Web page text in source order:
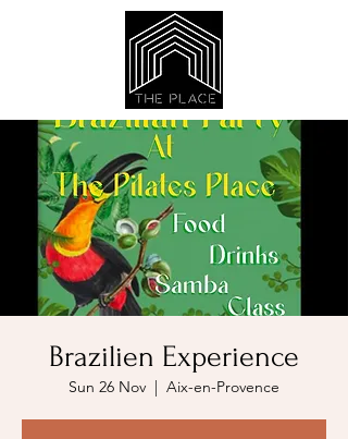
Brazilien Experience
Sun 26 Nov
  |
Aix-en-Provence